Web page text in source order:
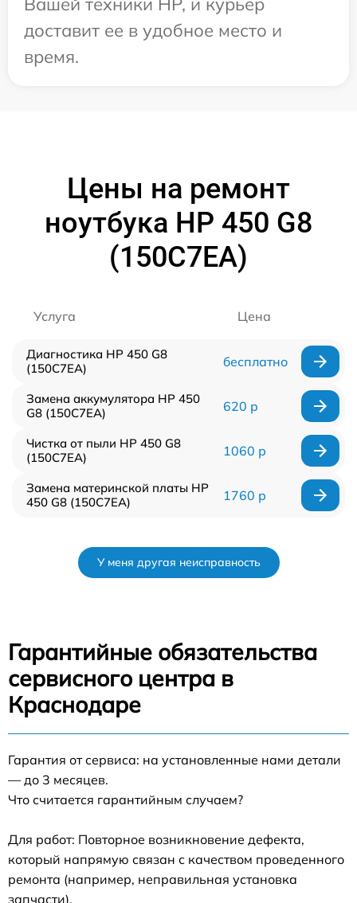
доставит ее в удобное место и
время.
Цены на ремонт
ноутбука HP 450 G8
(150C7EA)
Услуга Цена
Диагностика HP 450 G8
(150C7EA)
бесплатно
Замена аккумулятора HP 450
G8 (150C7EA)
620 р
Чистка от пыли HP 450 G8
(150C7EA)
1060 р
Замена материнской платы HP
450 G8 (150C7EA)
1760 р
У меня другая неисправность
Гарантийные обязательства
сервисного центра в
Краснодаре
Гарантия от сервиса: на установленные нами детали
— до 3 месяцев.
Что считается гарантийным случаем?
Для работ: Повторное возникновение дефекта,
который напрямую связан с качеством проведенного
ремонта (например, неправильная установка
запчасти).